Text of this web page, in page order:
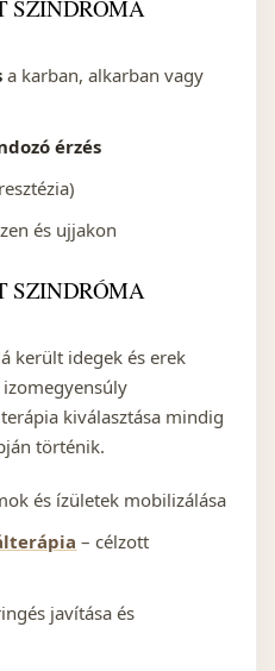
SZINDRÓMA
a karban, alkarban vagy
érzés
és ujjakon
SZINDRÓMA
került idegek és erek
kiválasztása mindig
történik.
és ízületek mobilizálása
– célzott
javítása és